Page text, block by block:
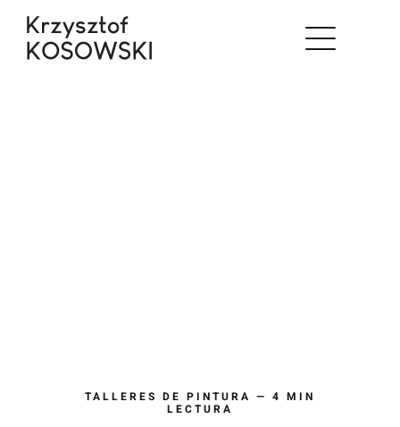
Saltar
TALLERES DE PINTURA — 4 MIN
LECTURA